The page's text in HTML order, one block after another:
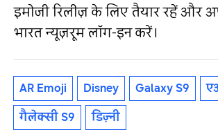
इमोजी रिलीज़ के लिए तैयार रहें और
भारत न्यूज़रूम लॉग-इन करें।
AR Emoji Disney Galaxy S9
गैलेक्सी S9
डिज़्नी